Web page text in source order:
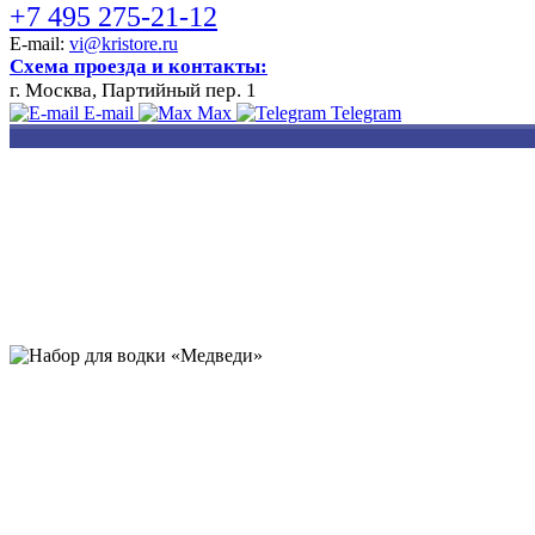
+7 495 275-21-12
E-mail: vi@kristore.ru
Схема проезда и контакты:
г. Москва, Партийный пер. 1
E-mail Max Telegram